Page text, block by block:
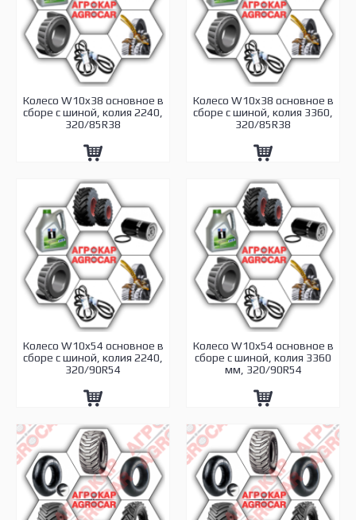
Колесо W10x38 основное в
сборе с шиной, колия 2240,
320/85R38
Колесо W10x38 основное в
сборе с шиной, колия 3360,
320/85R38
Колесо W10x54 основное в
сборе с шиной, колия 2240,
320/90R54
Колесо W10x54 основное в
сборе с шиной, колия 3360
мм, 320/90R54